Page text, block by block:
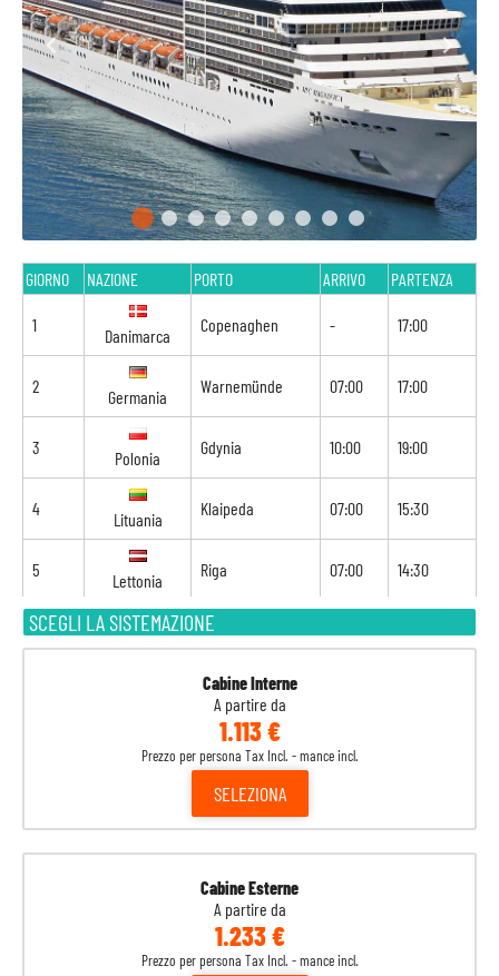
SCEGLI LA SISTEMAZIONE
Cabine Interne
A partire da
1.113 €
Prezzo per persona Tax Incl. - mance incl.
SELEZIONA
Cabine Esterne
A partire da
1.233 €
Prezzo per persona Tax Incl. - mance incl.
GIORNO NAZIONE PORTO ARRIVO PARTENZA
1
Danimarca
Copenaghen - 17:00
2
Germania
Warnemünde 07:00 17:00
3
Polonia
Gdynia 10:00 19:00
4
Lituania
Klaipeda 07:00 15:30
5
Lettonia
Riga 07:00 14:30
6
Svezia
Stoccolma 08:30 17:00
Navigazione
Copenaghen